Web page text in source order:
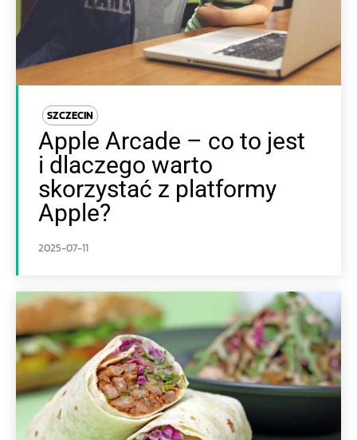
SZCZECIN
Apple Arcade – co to jest
i dlaczego warto
skorzystać z platformy
Apple?
2025-07-11